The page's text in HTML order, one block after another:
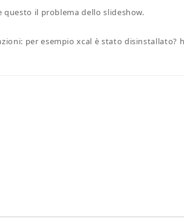
questo il problema dello slideshow.
per esempio xcal è stato disinstallato?